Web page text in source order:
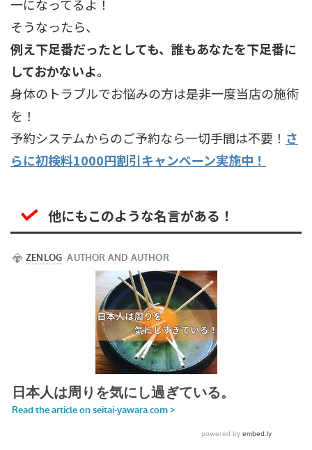
一になってるよ！
そうなったら、
例え下足番だったとしても、誰もあなたを下足番に
しておかないよ。
身体のトラブルでお悩みの方は是非一度当店の施術
を！
予約システムからのご予約なら一切手間は不要！ さ
らに初検料1000円割引キャンペーン実施中！
他にもこのような名言がある！